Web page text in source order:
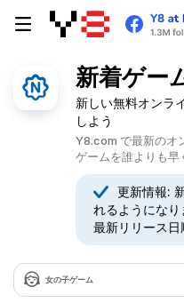
新着ゲー
新しい無料オンラ
しよう
Y8.com で最新のオ
ゲームを誰よりも早
更新情報:
れるようになり
最新リリース日
女の子ゲーム